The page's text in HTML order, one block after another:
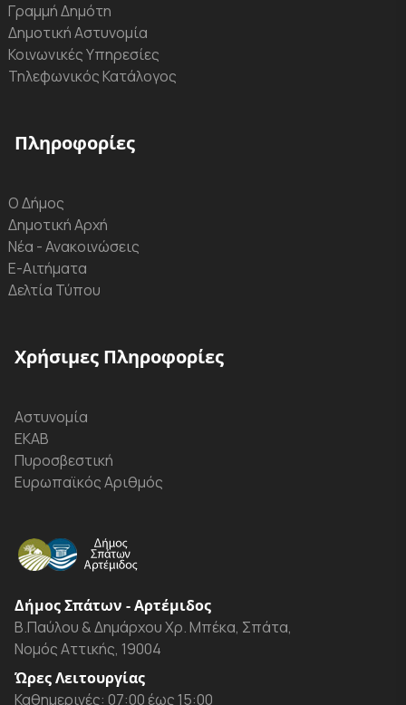
Γραμμή Δημότη
Δημοτική Αστυνομία
Κοινωνικές Υπηρεσίες
Τηλεφωνικός Κατάλογος
Πληροφορίες
Ο Δήμος
Δημοτική Αρχή
Νέα - Ανακοινώσεις
Ε-Αιτήματα
Δελτία Τύπου
Χρήσιμες Πληροφορίες
Αστυνομία
ΕΚΑΒ
Πυροσβεστική
Ευρωπαϊκός Αριθμός
Δήμος Σπάτων - Αρτέμιδος
Β.Παύλου & Δημάρχου Χρ. Μπέκα, Σπάτα,
Νομός Αττικής, 19004
Ώρες Λειτουργίας
Καθημερινές: 07:00 έως 15:00